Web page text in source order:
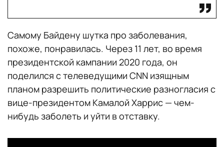
Самому Байдену шутка про заболевания,
похоже, понравилась. Через 11 лет, во время
президентской кампании 2020 года, он
поделился с телеведущими CNN изящным
планом разрешить политические разногласия с
вице-президентом Камалой Харрис — чем-
нибудь заболеть и уйти в отставку.